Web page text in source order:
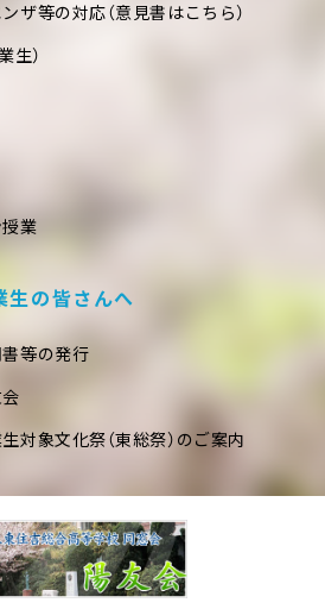
ザ等の対応（意見書はこちら）
生）
業
生の皆さんへ
等の発行
対象文化祭（東総祭）のご案内